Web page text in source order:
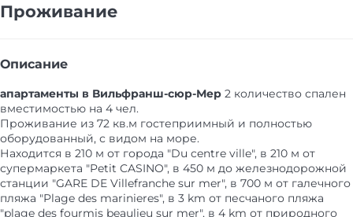
Проживание
Описание
апартаменты в Вильфранш-сюр-Мер 2 количество спален
вместимостью на 4 чел.
Проживание из 72 кв.м гостеприимный и полностью
оборудованный, с видом на море.
Находится в 210 м от города "Du centre ville", в 210 м от
супермаркета "Petit CASINO", в 450 м до железнодорожной
станции "GARE DE Villefranche sur mer", в 700 м от галечного
пляжа "Plage des marinieres", в 3 km от песчаного пляжа
"plage des fourmis beaulieu sur mer", в 4 km от природного